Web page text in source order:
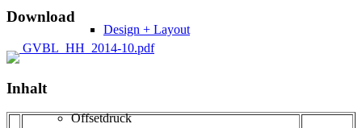
Design + Layout
Offsetdruck
Download
GVBL_HH_2014-10.pdf
Inhalt